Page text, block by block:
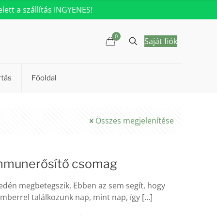
a szállítás INGYENES!
Főoldal
0 Saját fiók
Összes megjelenítése
csomag
megbetegszik. Ebben az sem segít, hogy
találkozunk nap, mint nap, így[…]